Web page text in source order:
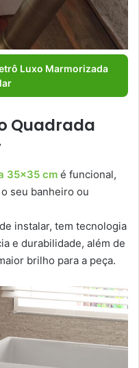
Luxo Marmorizada
Quadrada
35×35 cm é funcional,
seu banheiro ou
instalar, tem tecnologia
e durabilidade, além de
brilho para a peça.